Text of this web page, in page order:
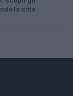
la città